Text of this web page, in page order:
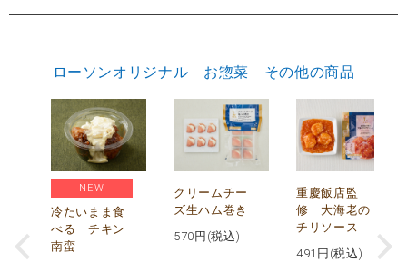
ローソンオリジナル お惣菜 その他の商品
NEW
冷たいまま食
べる チキン
南蛮
クリームチー
ズ生ハム巻き
570 円(税込)
重慶飯店監
修 大海老の
チリソース
491 円(税込)